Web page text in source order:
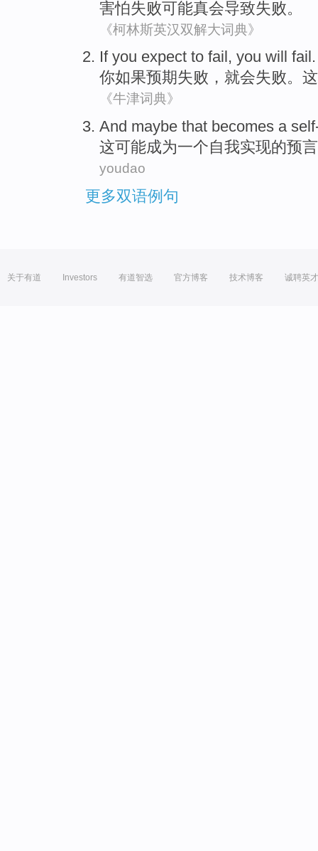
害怕失败可能真会导致失败。
《柯林斯英汉双解大词典》
If you expect to fail , you will
你如果预期失败 ， 就会失败。 这
《牛津词典》
And maybe that becomes a
这可能成为一个自我实现的预
youdao
更多双语例句
关于有道 Investors 有道智选 官方博客 技术博客 诚聘英才